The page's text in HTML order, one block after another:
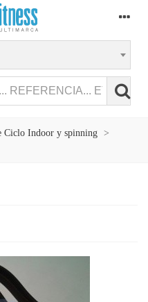
Ciclo Indoor y spinning >